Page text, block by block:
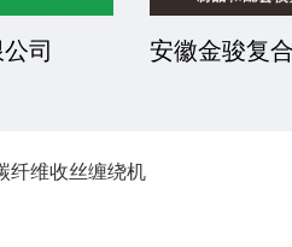
公司 厦门一诺得
纤维收丝缠绕机